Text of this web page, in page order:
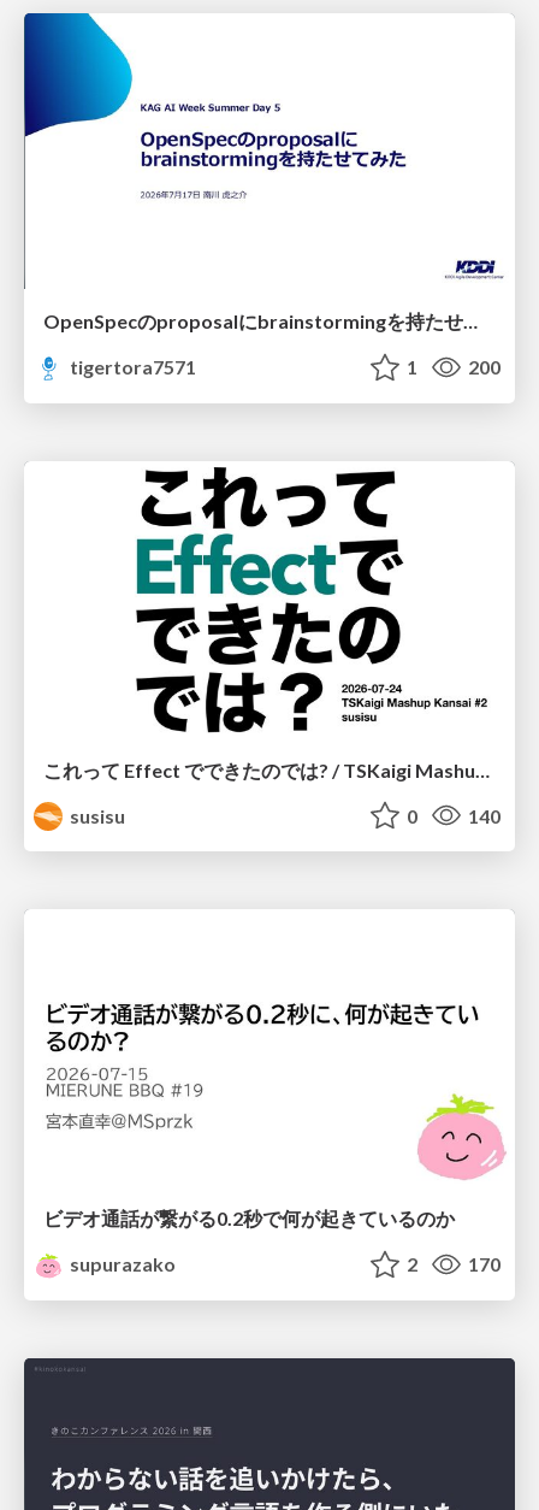
OpenSpecのproposalにbrainstormingを持たせてみた
tigertora7571
1 200
susisu
0 140
ビデオ通話が繋がる0.2秒で何が起きているのか
supurazako
2 170